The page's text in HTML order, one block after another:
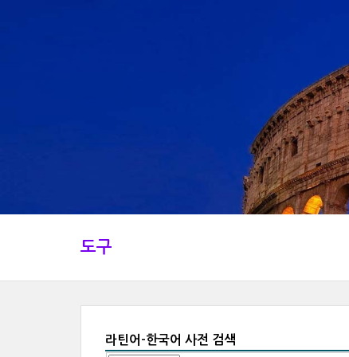
도구
라틴어-한국어 사전 검색